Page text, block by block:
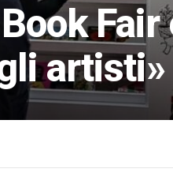
artisti»